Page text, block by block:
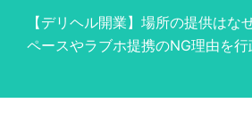
【デリヘル開業】場所の提供はな
ペースやラブホ提携のNG理由を